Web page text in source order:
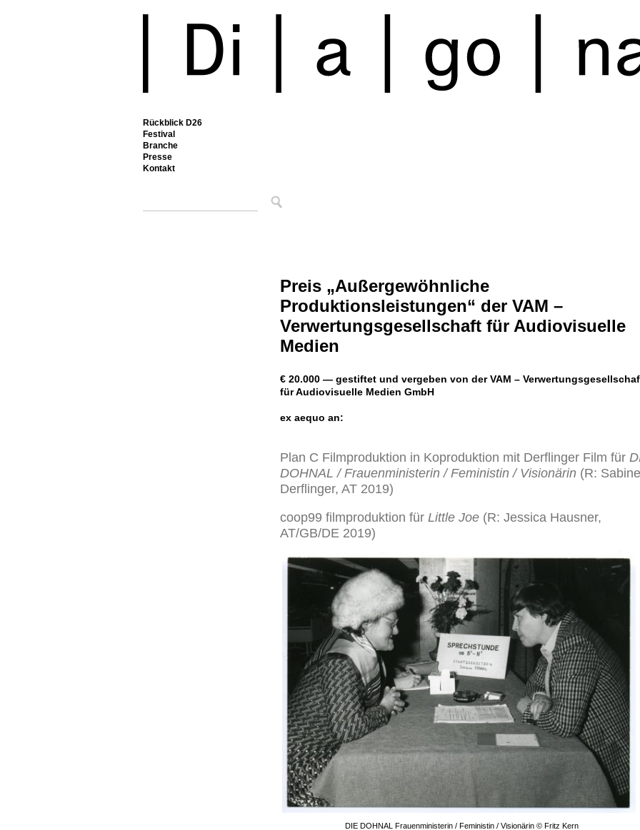
Rückblick D26
Festival
Branche
Presse
Kontakt
Preis „Außergewöhnliche
Produktionsleistungen“ der VAM –
Verwertungsgesellschaft für Audiovisuelle
Medien
€ 20.000 — gestiftet und vergeben von der VAM –
für Audiovisuelle Medien GmbH
ex aequo an:
Plan C Filmproduktion in Koproduktion mit Derflinger Film für
DOHNAL / Frauenministerin / Feministin / Visionärin (R: Sabine
Derflinger, AT 2019)
coop99 filmproduktion für Little Joe (R: Jessica Hausner,
AT/GB/DE 2019)
DIE DOHNAL Frauenministerin / Feministin / Visionärin © Fritz Kern